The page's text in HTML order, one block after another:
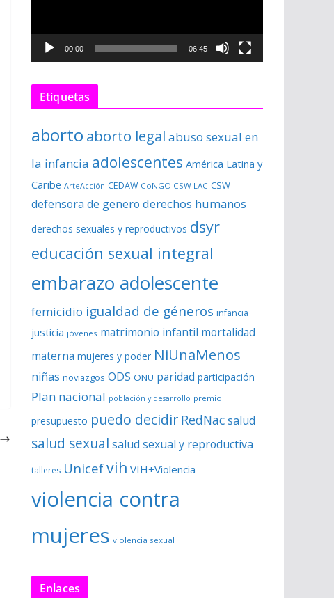
c
r
d
v
í
d
o
00:00 06:45
Etiquetas
aborto aborto legal abuso sexual en
la infancia adolescentes América Latina y
Caribe ArteAcción CEDAW CoNGO CSW LAC CSW
defensora de genero derechos humanos
derechos sexuales y reproductivos dsyr
educación sexual integral
embarazo adolescente
femicidio igualdad de géneros infancia
justicia jóvenes matrimonio infantil mortalidad
materna mujeres y poder NiUnaMenos
niñas noviazgos ODS ONU paridad participación
Plan nacional población y desarrollo premio
presupuesto puedo decidir RedNacsalud
salud sexual salud sexual y reproductiva
talleres Unicefvih VIH+Violencia
violencia contra
mujeres violencia sexual
Enlaces